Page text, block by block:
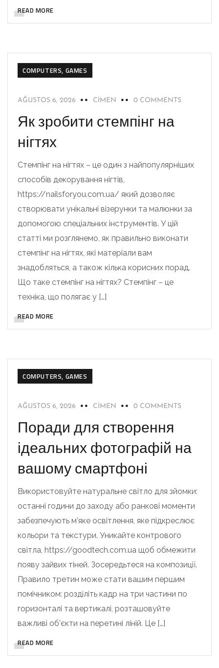
READ MORE
COMPUTERS, GAMES
AĞUSTOS 6, 2026 CIMEN 0 COMMENTS
Як зробити стемпінг на
нігтях
Стемпінг на нігтях – це один з найпопулярніших
способів декорування нігтів,
https://nailsforyou.com.ua/ який дозволяє
створювати унікальні візерунки та малюнки за
допомогою спеціальних інструментів. У цій
статті ми розглянемо, як правильно виконати
стемпінг на нігтях, які матеріали вам
знадобляться, а також кілька корисних порад.
Що таке стемпінг на нігтях? Стемпінг – це
техніка, що полягає у […]
READ MORE
COMPUTERS, GAMES
AĞUSTOS 6, 2026 CIMEN 0 COMMENTS
Поради для створення
ідеальних фотографій на
вашому смартфоні
Використовуйте натуральне світло для зйомки:
останні години до заходу або ранкові моменти
забезпечують м’яке освітлення, яке підкреслює
кольори та текстури. Уникайте контрового
світла, https://goodtech.com.ua щоб обмежити
появу зайвих тіней. Зосередьтеся на композиції.
Правило третин може стати вашим першим
помічником: розділіть кадр на три частини по
горизонталі та вертикалі, розташовуйте
важливі об’єкти на перетині ліній. Це […]
READ MORE